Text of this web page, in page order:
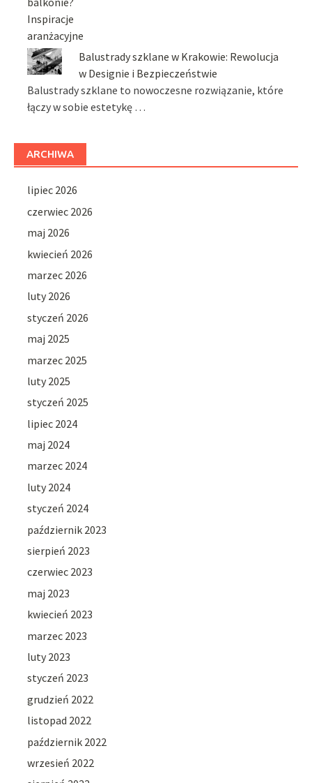
Balustrady szklane w Krakowie: Rewolucja
w Designie i Bezpieczeństwie
Balustrady szklane to nowoczesne rozwiązanie, które
łączy w sobie estetykę …
ARCHIWA
lipiec 2026
czerwiec 2026
maj 2026
kwiecień 2026
marzec 2026
luty 2026
styczeń 2026
maj 2025
marzec 2025
luty 2025
styczeń 2025
lipiec 2024
maj 2024
marzec 2024
luty 2024
styczeń 2024
październik 2023
sierpień 2023
czerwiec 2023
maj 2023
kwiecień 2023
marzec 2023
luty 2023
styczeń 2023
grudzień 2022
listopad 2022
październik 2022
wrzesień 2022